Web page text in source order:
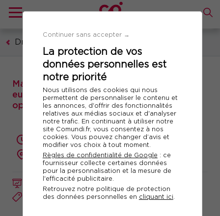
Continuer sans accepter →
La protection de vos
données personnelles est
notre priorité
Nous utilisons des cookies qui nous
permettent de personnaliser le contenu et
les annonces, d'offrir des fonctionnalités
relatives aux médias sociaux et d'analyser
notre trafic. En continuant à utiliser notre
site Comundi.fr, vous consentez à nos
cookies. Vous pouvez changer d’avis et
modifier vos choix à tout moment.
Règles de confidentialité de Google : ce
fournisseur collecte certaines données
pour la personnalisation et la mesure de
l'efficacité publicitaire.
Retrouvez notre politique de protection
des données personnelles en cliquant ici
Droit
FORMATION / MATINALE ACTUALITÉ
Réf. 11802
Matinale : Actualité sur le règlement
européen DORA sur la résilience
opérationnelle numérique
3.5 heures
à distance